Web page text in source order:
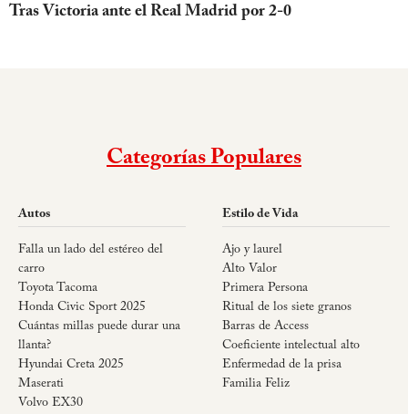
Tras Victoria ante el Real Madrid por 2-0
Categorías Populares
Autos
Falla un lado del estéreo del
carro
Toyota Tacoma
Honda Civic Sport 2025
Cuántas millas puede durar una
llanta?
Hyundai Creta 2025
Maserati
Volvo EX30
Estilo de Vida
Ajo y laurel
Alto Valor
Primera Persona
Ritual de los siete granos
Barras de Access
Coeficiente intelectual alto
Enfermedad de la prisa
Familia Feliz